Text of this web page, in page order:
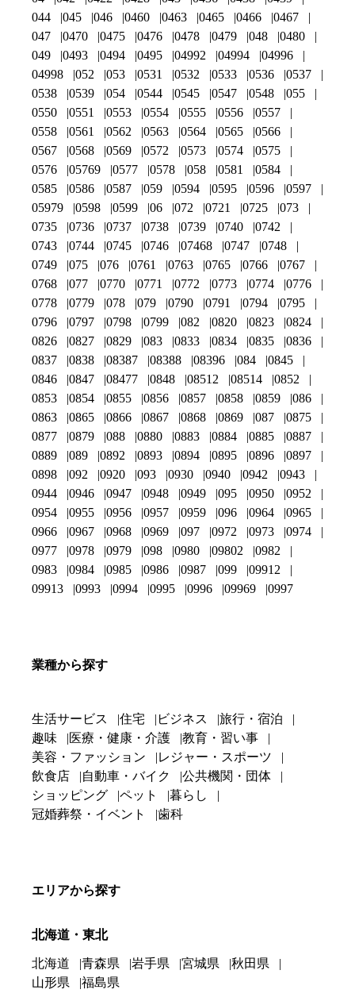
044
045 046 0460 0463 0465 0466
0467
047
0470 0475 0476 0478 0479 048
0480
049
0493 0494 0495 04992 04994
04996
04998
052 053 0531 0532 0533 0536
0537
0538
0539 054 0544 0545 0547 0548
055
0550
0551 0553 0554 0555 0556
0557
0558
0561 0562 0563 0564 0565
0566
0567
0568 0569 0572 0573 0574
0575
0576
05769 0577 0578 058 0581
0584
0585
0586 0587 059 0594 0595 0596
0597
05979
0598 0599 06 072 0721 0725
073
0735
0736 0737 0738 0739 0740
0742
0743
0744 0745 0746 07468 0747
0748
0749
075 076 0761 0763 0765 0766
0767
0768
077 0770 0771 0772 0773 0774
0776
0778
0779 078 079 0790 0791 0794
0795
0796
0797 0798 0799 082 0820 0823
0824
0826
0827 0829 083 0833 0834 0835
0836
0837
0838 08387 08388 08396 084
0845
0846
0847 08477 0848 08512 08514
0852
0853
0854 0855 0856 0857 0858 0859
086
0863
0865 0866 0867 0868 0869 087
0875
0877
0879 088 0880 0883 0884 0885
0887
0889
089 0892 0893 0894 0895 0896
0897
0898
092 0920 093 0930 0940 0942
0943
0944
0946 0947 0948 0949 095 0950
0952
0954
0955 0956 0957 0959 096 0964
0965
0966
0967 0968 0969 097 0972 0973
0974
0977
0978 0979 098 0980 09802
0982
0983
0984 0985 0986 0987 099
09912
09913
0993 0994 0995 0996 09969 0997
業種から探す
生活サービス 住宅 ビジネス
旅行・宿泊
趣味
医療・健康・介護
教育・習い事
美容・ファッション
レジャー・スポーツ
飲食店
自動車・バイク
公共機関・団体
ショッピング
ペット
暮らし
冠婚葬祭・イベント
歯科
エリアから探す
北海道・東北
北海道 青森県 岩手県 宮城県
秋田県
山形県
福島県